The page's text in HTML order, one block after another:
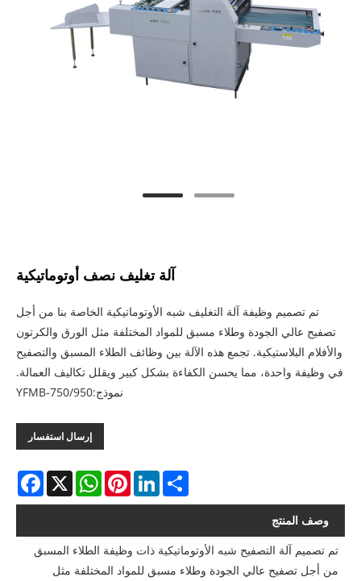
آلة تغليف نصف أوتوماتيكية
تم تصميم وظيفة آلة التغليف شبه الأوتوماتيكية الخاصة بنا من أجل
تصفيح عالي الجودة وطلاء مسبق للمواد المختلفة مثل الورق والكرتون
والأفلام البلاستيكية. تجمع هذه الآلة بين وظائف الطلاء المسبق والتصفيح
في وظيفة واحدة، مما يحسن الكفاءة بشكل كبير ويقلل تكاليف العمالة.
نموذج:YFMB-750/950
إرسال استفسار
X
WhatsAppPinterestLinkedInShare
وصف المنتج
تم تصميم آلة التصفيح شبه الأوتوماتيكية ذات وظيفة الطلاء المسبق
من أجل تصفيح عالي الجودة وطلاء مسبق للمواد المختلفة مثل